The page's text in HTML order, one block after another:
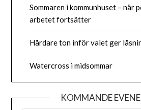
Sommaren i kommunhuset – när
arbetet fortsätter
Hårdare ton inför valet ger
Watercross i midsommar
KOMMANDE